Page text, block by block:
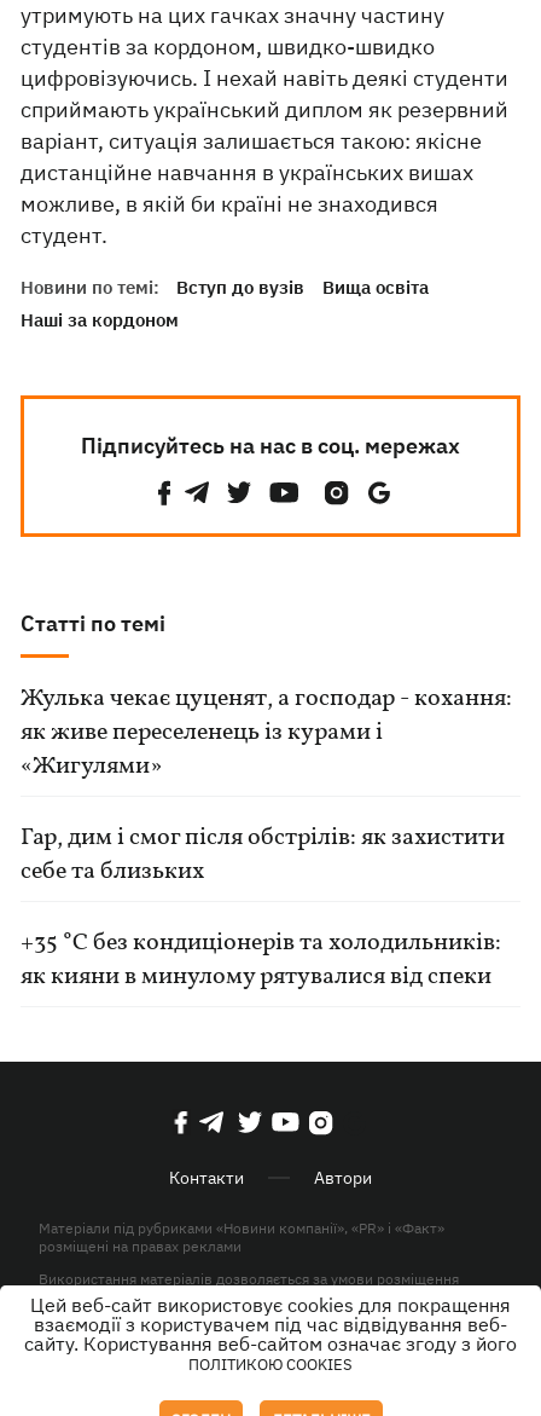
утримують на цих гачках значну частину
студентів за кордоном, швидко-швидко
цифровізуючись. І нехай навіть деякі студенти
сприймають український диплом як резервний
варіант, ситуація залишається такою: якісне
дистанційне навчання в українських вишах
можливе, в якій би країні не знаходився
студент.
Новини по темі: Вступ до вузів
Вища освіта
Наші за кордоном
Підписуйтесь на нас в соц. мережах
Статті по темі
Жулька чекає цуценят, а господар - кохання:
як живе переселенець із курами і
«Жигулями»
Гар, дим і смог після обстрілів: як захистити
себе та близьких
+35 °C без кондиціонерів та холодильників:
як кияни в минулому рятувалися від спеки
Контакти Автори
Матеріали під рубриками «Новини компанії», «PR» і «Факт»
розміщені на правах реклами
Використання матеріалів дозволяється за умови розміщення
активного гіперпосилання на KP.UA в першому абзаці.
© ТОВ «ЮЛАВ МЕДІА» 2026. Всі права захищені.
Цей веб-сайт використовує cookies для покращення
взаємодії з користувачем під час відвідування веб-
сайту. Користування веб-сайтом означає згоду з його
ПОЛІТИКОЮ COOKIES